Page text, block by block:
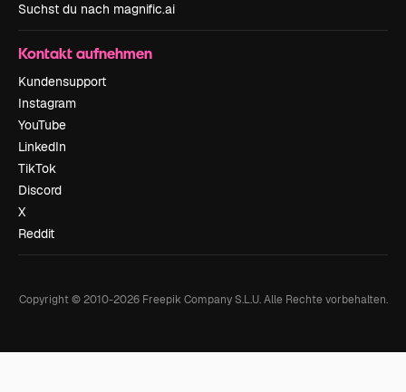
Suchst du nach magnific.ai
Kontakt aufnehmen
Kundensupport
Instagram
YouTube
LinkedIn
TikTok
Discord
X
Reddit
Copyright © 2010-2026Freepik Company S.L.U. Alle Rechte vorbehalten.